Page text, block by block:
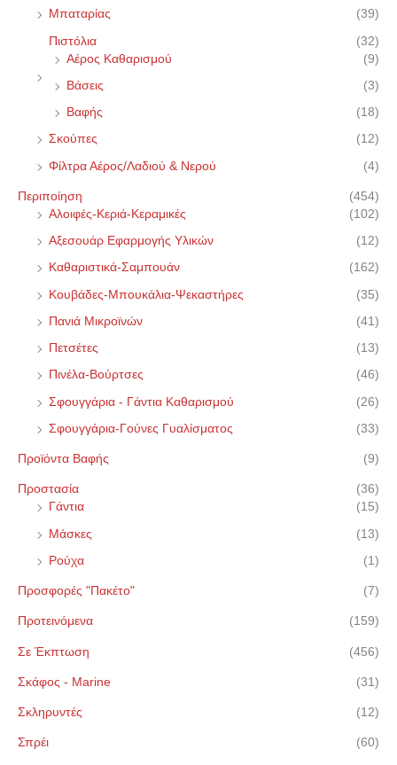
Μπαταρίας (39)
Πιστόλια
(32)
Αέρος Καθαρισμού
(9)
Βάσεις (3)
Βαφής (18)
Σκούπες (12)
Φίλτρα Αέρος/Λαδιού & Νερού (4)
Περιποίηση
(454)
Αλοιφές-Κεριά-Κεραμικές
(102)
Αξεσουάρ Εφαρμογής Υλικών (12)
Καθαριστικά-Σαμπουάν (162)
Κουβάδες-Μπουκάλια-Ψεκαστήρες (35)
Πανιά Μικροϊνών (41)
Πετσέτες (13)
Πινέλα-Βούρτσες (46)
Σφουγγάρια - Γάντια Καθαρισμού (26)
Σφουγγάρια-Γούνες Γυαλίσματος (33)
Προϊόντα Βαφής (9)
Προστασία
(36)
Γάντια
(15)
Μάσκες (13)
Ρούχα (1)
Προσφορές "Πακέτο" (7)
Προτεινόμενα (159)
Σε Έκπτωση (456)
Σκάφος - Marine (31)
Σκληρυντές (12)
Σπρέι (60)